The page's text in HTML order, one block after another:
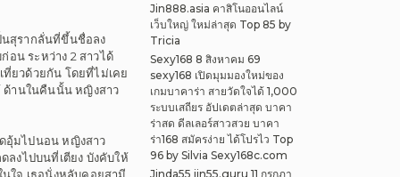
นสุรากลั่นที่ขึ้นชื่อลง
น ระหว่าง 2 สาวได้
ที่ยวด้วยกัน โดยที่ไม่เคย
ด้านในคืนนั้น หญิงสาว
อุ้มไปนอน หญิงสาว
ลงไปบนที่เตียง บังคับให้
Jin888.asia คาสิโนออนไลน์
เว็บใหญ่ ใหม่ล่าสุด Top 85 by
Tricia
Sexy168 8 สิงหาคม 69
sexy168 เปิดมุมมองใหม่ของ
เกมบาคาร่า สายวัดใจได้ 1,000
ระบบเสถียร อัปเดตล่าสุด บาคา
ร่าสด ดีลเลอร์สาวสวย บาคา
ร่า168 สมัครง่าย ได้โปรไว Top
96 by Silvia Sexy168c.com
Jinda55 jin55.guru 11 กรกฎา